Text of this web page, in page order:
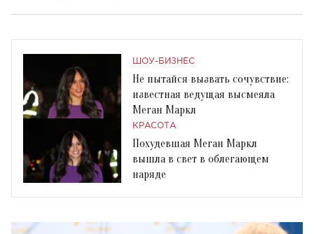
ШОУ-БИЗНЕС
Не пытайся вызвать сочувствие:
известная ведущая высмеяла
Меган Маркл
КРАСОТА
Похудевшая Меган Маркл
вышла в свет в облегающем
наряде